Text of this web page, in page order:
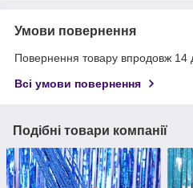
Умови повернення
Повернення товару впродовж 14
Всі умови повернення
Подібні товари компанії